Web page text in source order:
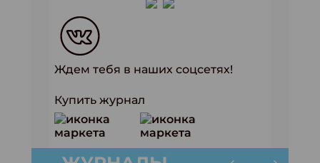
Ждем тебя в наших соцсетях!
Купить журнал